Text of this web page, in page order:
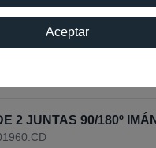
2 JUNTAS 90/180º
Aceptar